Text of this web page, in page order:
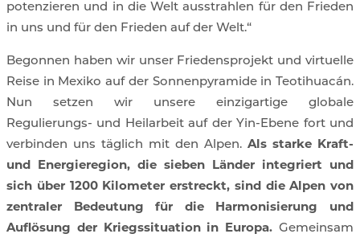
potenzieren und in die Welt ausstrahlen für den Frieden
in uns und für den Frieden auf der Welt.“
Begonnen haben wir unser Friedensprojekt und virtuelle
Reise in Mexiko auf der Sonnenpyramide in Teotihuacán.
Nun setzen wir unsere einzigartige globale
Regulierungs- und Heilarbeit auf der Yin-Ebene fort und
verbinden uns täglich mit den Alpen. Als starke Kraft-
und Energieregion, die sieben Länder integriert und
sich über 1200 Kilometer erstreckt, sind die Alpen von
zentraler Bedeutung für die Harmonisierung und
Auflösung der Kriegssituation in Europa. Gemeinsam